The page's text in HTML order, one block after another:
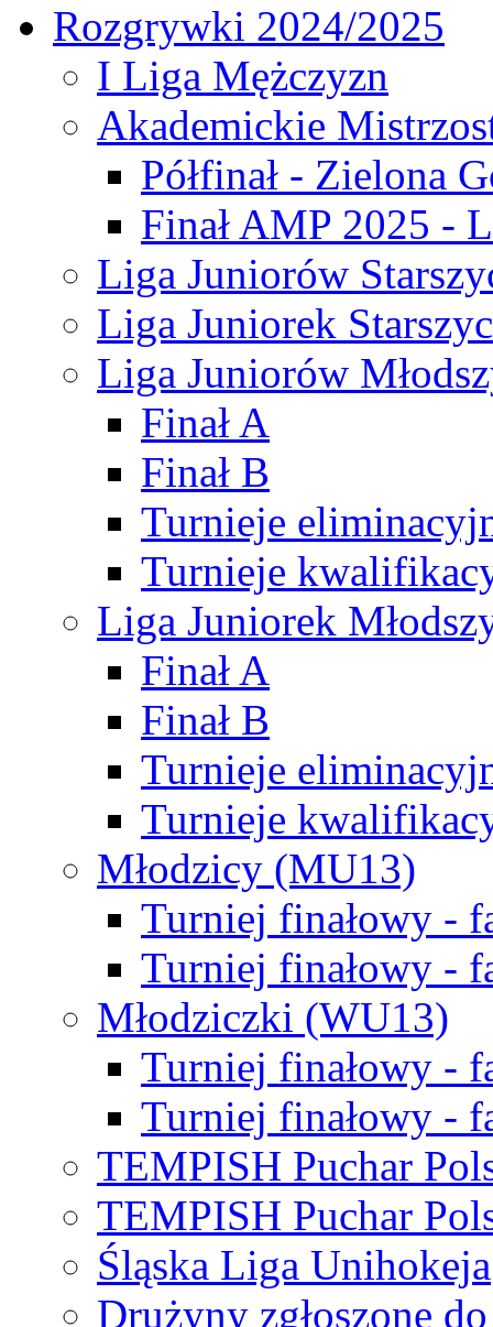
Rozgrywki 2024/2025
I Liga Mężczyzn
Akademickie
Półfinał - Zielona
Finał AMP 2025 -
Liga Juniorów
Liga Juniorek
Liga Juniorów
Finał A
Finał B
Turnieje
Turnieje
Liga Juniorek
Finał A
Finał B
Turnieje
Turnieje
Młodzicy (MU13)
Turniej finałowy -
Turniej finałowy -
Młodziczki (WU13)
Turniej finałowy -
Turniej finałowy -
TEMPISH Puchar
TEMPISH Puchar
Śląska Liga Unihokeja
Drużyny zgłoszone